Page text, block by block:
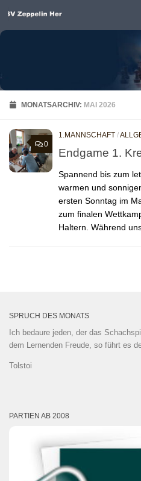
Unter dem Inhalt
MONATSARCHIV: MAI 2026
0
1.MANNSCHAFT /
Endgame 1.
Spannend bis zum
warmen und
ersten Sonntag im
zum finalen
Haltern. Während
SPRUCH DES MONATS
Ich bedaure jeden, der das
dem Lernenden Freude, so führt es
Tolstoi
PARTIEN AB 2008